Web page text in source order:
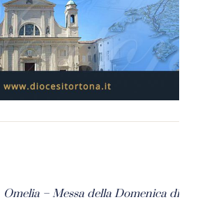
Omelia – Messa della Domenica di